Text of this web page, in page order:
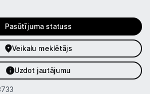
saraksts
Pasūtījuma statuss
Veikalu meklētājs
Uzdot jautājumu